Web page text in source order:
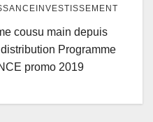
cousu main depuis
Programme
promo 2019